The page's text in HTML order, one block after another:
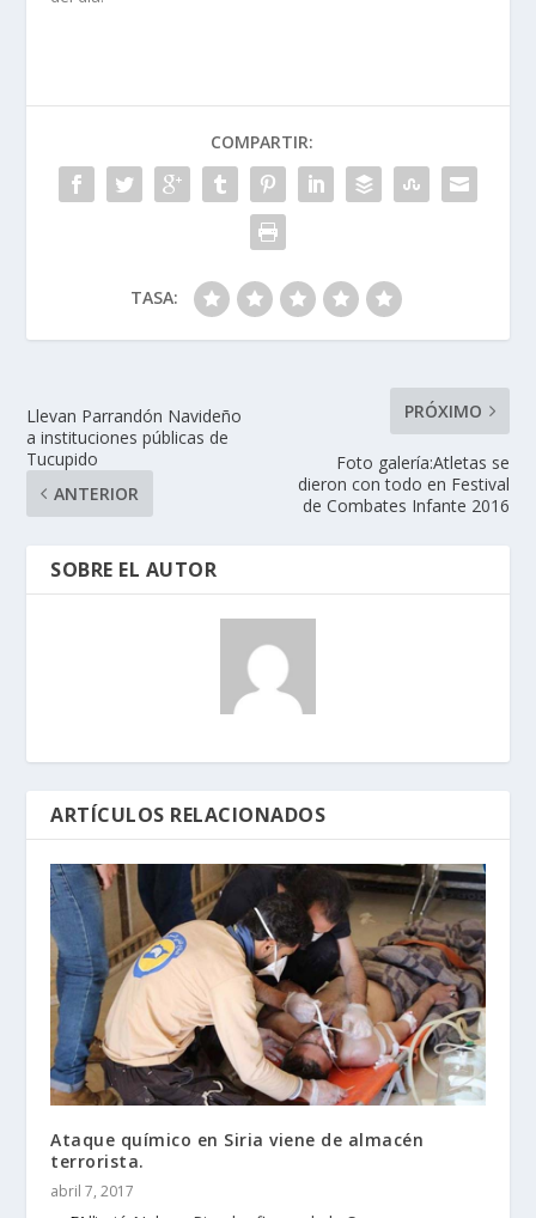
COMPARTIR:
TASA:
Llevan Parrandón Navideño
a instituciones públicas de
Tucupido
ANTERIOR
PRÓXIMO
Foto galería:Atletas se
dieron con todo en Festival
de Combates Infante 2016
SOBRE EL AUTOR
ARTÍCULOS RELACIONADOS
Ataque químico en Siria viene de almacén
terrorista.
abril 7, 2017